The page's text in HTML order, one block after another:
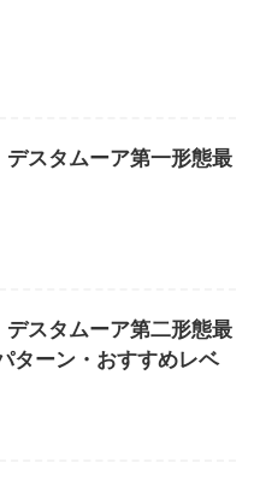
デスタムーア第一形態最
デスタムーア第二形態最
ターン・おすすめレベ